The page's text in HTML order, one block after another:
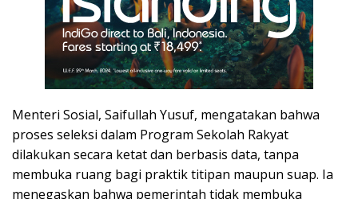
Menteri Sosial, Saifullah Yusuf, mengatakan bahwa
proses seleksi dalam Program Sekolah Rakyat
dilakukan secara ketat dan berbasis data, tanpa
membuka ruang bagi praktik titipan maupun suap. Ia
menegaskan bahwa pemerintah tidak membuka